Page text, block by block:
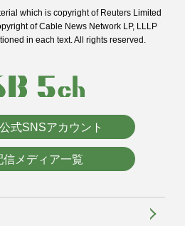
which is copyright of Reuters Limited
of Cable News Network LP, LLLP
in each text. All rights reserved.
式SNSアカウント
信メディア一覧